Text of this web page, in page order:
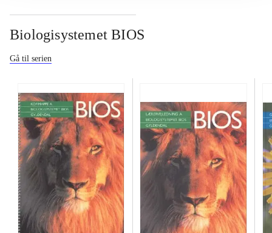
Biologisystemet BIOS
Gå til serien